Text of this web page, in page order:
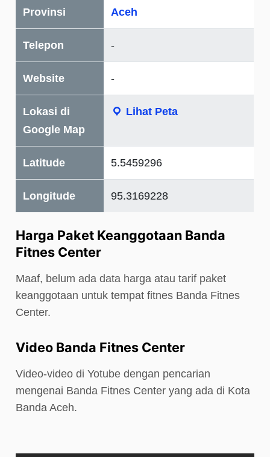
Provinsi Aceh
Telepon -
Website -
Lokasi di
Google Map
Lihat Peta
Latitude 5.5459296
Longitude 95.3169228
Harga Paket Keanggotaan Banda
Fitnes Center
Maaf, belum ada data harga atau tarif paket
keanggotaan untuk tempat fitnes Banda Fitnes
Center.
Video Banda Fitnes Center
Video-video di Yotube dengan pencarian
mengenai Banda Fitnes Center yang ada di Kota
Banda Aceh.